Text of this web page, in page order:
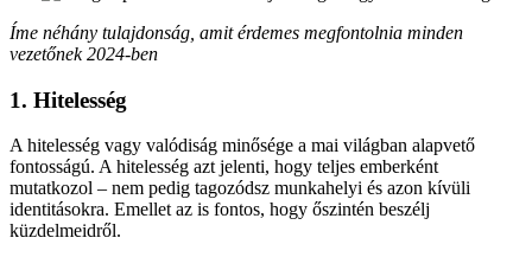
Íme néhány tulajdonság, amit érdemes megfontolnia minden
vezetőnek 2024-ben
1. Hitelesség
A hitelesség vagy valódiság minősége a mai világban alapvető
fontosságú. A hitelesség azt jelenti, hogy teljes emberként
mutatkozol – nem pedig tagozódsz munkahelyi és azon kívüli
identitásokra. Emellet az is fontos, hogy őszintén beszélj
küzdelmeidről.